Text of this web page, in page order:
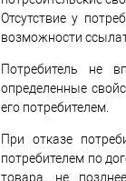
Отсутствие у
возможности
Потребитель не
определенные
его потребителем.
При отказе
потребителем по
товара, не